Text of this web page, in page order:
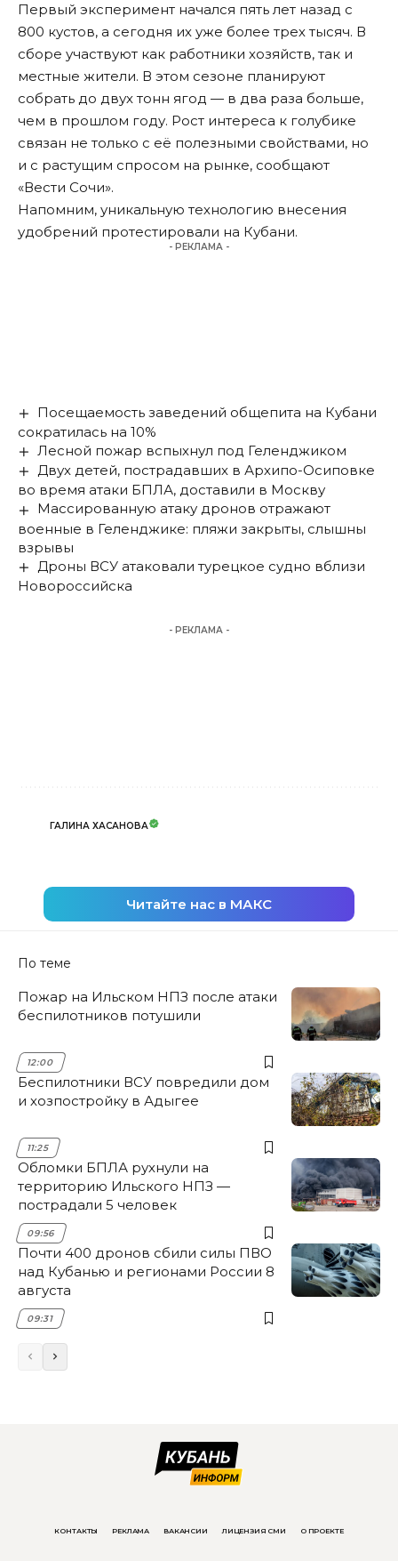
Первый эксперимент начался пять лет назад с
800 кустов, а сегодня их уже более трех тысяч. В
сборе участвуют как работники хозяйств, так и
местные жители. В этом сезоне планируют
собрать до двух тонн ягод — в два раза больше,
чем в прошлом году. Рост интереса к голубике
связан не только с её полезными свойствами, но
и с растущим спросом на рынке, сообщают
«Вести Сочи».
Напомним, уникальную технологию внесения
удобрений протестировали на Кубани.
- РЕКЛАМА -
Посещаемость заведений общепита на Кубани
сократилась на 10%
Лесной пожар вспыхнул под Геленджиком
Двух детей, пострадавших в Архипо-Осиповке
во время атаки БПЛА, доставили в Москву
Массированную атаку дронов отражают
военные в Геленджике: пляжи закрыты, слышны
взрывы
Дроны ВСУ атаковали турецкое судно вблизи
Новороссийска
- РЕКЛАМА -
ГАЛИНА ХАСАНОВА
Читайте нас в МАКС
По теме
Пожар на Ильском НПЗ после атаки
беспилотников потушили
12:00
Беспилотники ВСУ повредили дом
и хозпостройку в Адыгее
11:25
Обломки БПЛА рухнули на
территорию Ильского НПЗ —
пострадали 5 человек
09:56
Почти 400 дронов сбили силы ПВО
над Кубанью и регионами России 8
августа
09:31
КОНТАКТЫ РЕКЛАМА ВАКАНСИИ ЛИЦЕНЗИЯ СМИ О ПРОЕКТЕ